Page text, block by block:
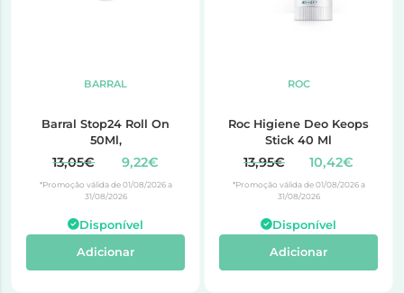
BARRAL
Barral Stop24 Roll On
50Ml,
13,05€ 9,22€
*Promoção válida de 01/08/2026 a
31/08/2026
Disponível
Adicionar
ROC
Roc Higiene Deo Keops
Stick 40 Ml
13,95€ 10,42€
*Promoção válida de 01/08/2026 a
31/08/2026
Disponível
Adicionar